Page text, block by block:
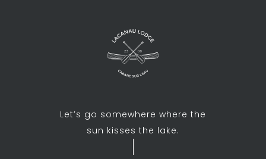
Let’s go somewhere where the
sun kisses the lake.